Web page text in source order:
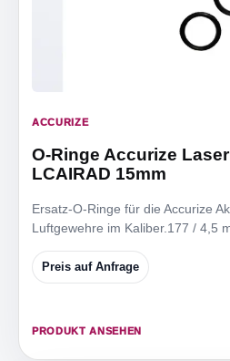
ACCURIZE
O-Ringe Accurize
LCAIRAD 15mm
Ersatz-O-Ringe für die Accurize
Luftgewehre im Kaliber.177 / 4,5
Preis auf Anfrage
PRODUKT ANSEHEN